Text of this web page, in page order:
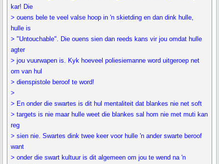
kar! Die
> ouens bele te veel valse hoop in 'n skietding en dan dink hulle,
hulle is
> "Untouchable". Die ouens sien dan reeds kans vir jou omdat hulle
agter
> jou vuurwapen is. Kyk hoeveel poliesiemanne word uitgeroep net
om van hul
> dienspistole beroof te word!
>
> En onder die swartes is dit hul mentaliteit dat blankes nie net soft
> targets is nie maar hulle weet die blankes sal hom nie met muti kan
reg
> sien nie. Swartes dink twee keer voor hulle 'n ander swarte beroof
want
> onder die swart kultuur is dit algemeen om jou te wend na 'n